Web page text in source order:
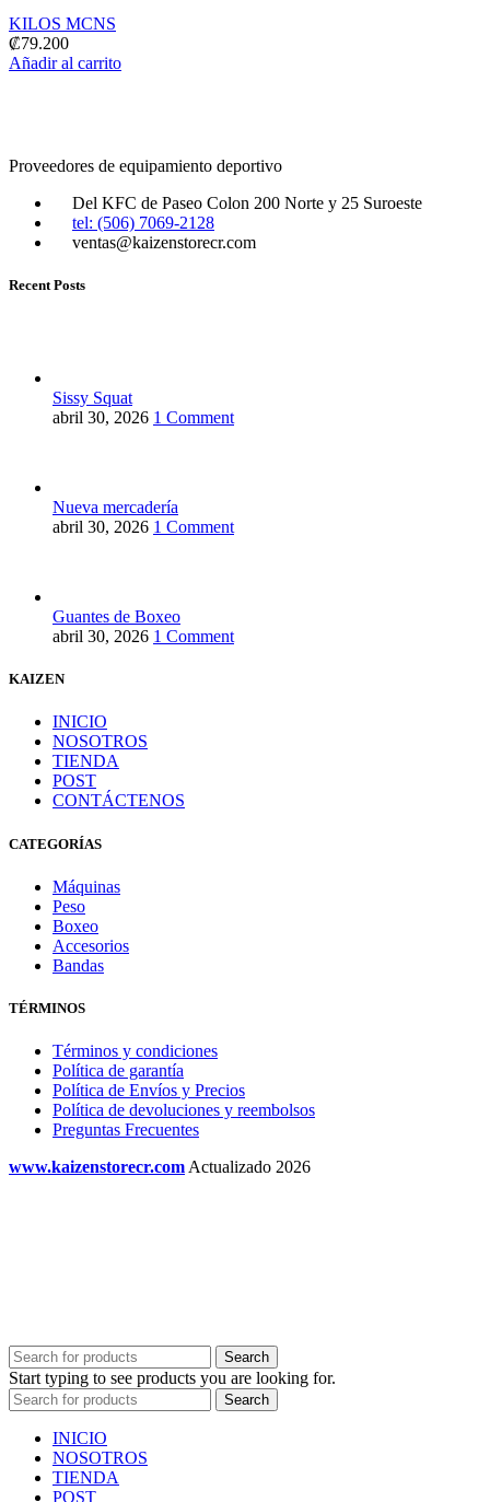
KILOS MCNS
₡79.200
Añadir al carrito
Proveedores de equipamiento deportivo
Del KFC de Paseo Colon 200 Norte y 25 Suroeste
tel: (506) 7069-2128
ventas@kaizenstorecr.com
Recent Posts
Sissy Squat
abril 30, 2026 1 Comment
Nueva mercadería
abril 30, 2026 1 Comment
Guantes de Boxeo
abril 30, 2026 1 Comment
KAIZEN
INICIO
NOSOTROS
TIENDA
POST
CONTÁCTENOS
CATEGORÍAS
Máquinas
Peso
Boxeo
Accesorios
Bandas
TÉRMINOS
Términos y condiciones
Política de garantía
Política de Envíos y Precios
Política de devoluciones y reembolsos
Preguntas Frecuentes
www.kaizenstorecr.com Actualizado 2026
Search
Start typing to see products you are looking for.
Search
INICIO
NOSOTROS
TIENDA
POST